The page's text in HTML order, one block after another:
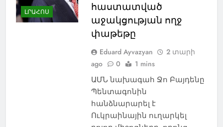
ԼՐԱՀՈՍ
հաստատված
աջակցության ողջ
փաթեթը
Eduard Ayvazyan
2 տարի
ago
0 1 mins
ԱՄՆ նախագահ Ջո Բայդենը
Պենտագոնին
հանձնարարել է
Ուկրաինային ուղարկել